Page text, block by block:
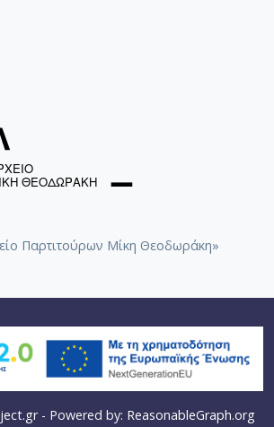
Παρτιτούρων Μίκη Θεοδωράκη»
- Powered by: ReasonableGraph.org